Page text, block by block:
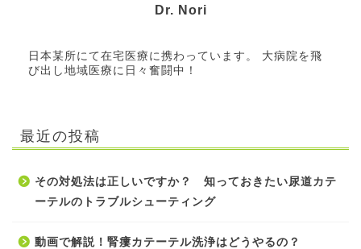
Dr. Nori
日本某所にて在宅医療に携わっています。 大病院を飛
び出し地域医療に日々奮闘中！
最近の投稿
その対処法は正しいですか？ 知っておきたい尿道カテ
ーテルのトラブルシューティング
動画で解説！腎瘻カテーテル洗浄はどうやるの？